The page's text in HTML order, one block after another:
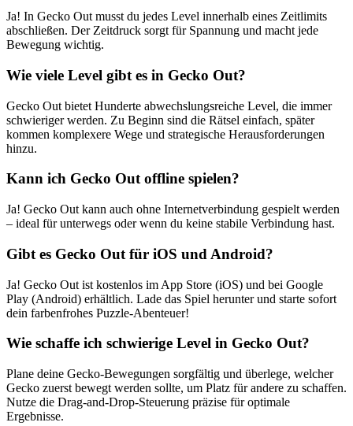
Ja! In Gecko Out musst du jedes Level innerhalb eines Zeitlimits
abschließen. Der Zeitdruck sorgt für Spannung und macht jede
Bewegung wichtig.
Wie viele Level gibt es in Gecko Out?
Gecko Out bietet Hunderte abwechslungsreiche Level, die immer
schwieriger werden. Zu Beginn sind die Rätsel einfach, später
kommen komplexere Wege und strategische Herausforderungen
hinzu.
Kann ich Gecko Out offline spielen?
Ja! Gecko Out kann auch ohne Internetverbindung gespielt werden
– ideal für unterwegs oder wenn du keine stabile Verbindung hast.
Gibt es Gecko Out für iOS und Android?
Ja! Gecko Out ist kostenlos im App Store (iOS) und bei Google
Play (Android) erhältlich. Lade das Spiel herunter und starte sofort
dein farbenfrohes Puzzle-Abenteuer!
Wie schaffe ich schwierige Level in Gecko Out?
Plane deine Gecko-Bewegungen sorgfältig und überlege, welcher
Gecko zuerst bewegt werden sollte, um Platz für andere zu schaffen.
Nutze die Drag-and-Drop-Steuerung präzise für optimale
Ergebnisse.